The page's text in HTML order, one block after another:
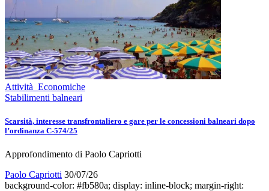
Attività Economiche
Stabilimenti balneari
Scarsità, interesse transfrontaliero e gare per le concessioni balneari dopo
l’ordinanza C-574/25
Approfondimento di Paolo Capriotti
Paolo Capriotti 30/07/26
background-color: #fb580a; display: inline-block; margin-right: